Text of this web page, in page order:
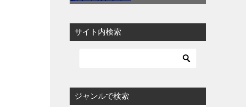
サイト内検索
ジャンルで検索